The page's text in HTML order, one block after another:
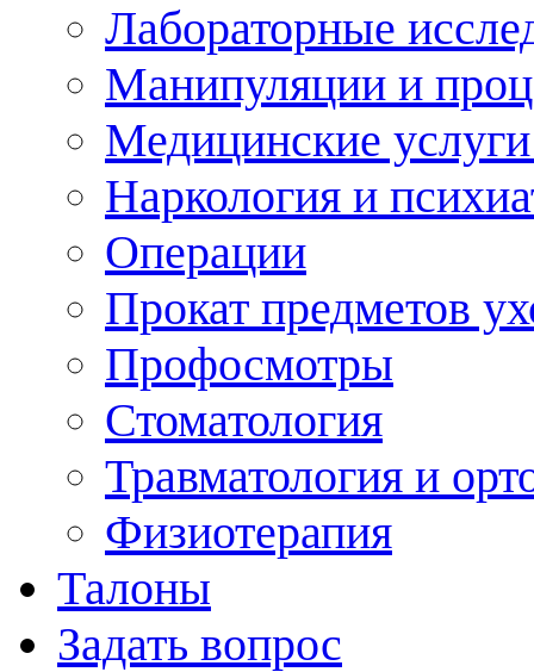
Лабораторные
Манипуляции и
Медицинские
Наркология и
Операции
Прокат предметов
Профосмотры
Стоматология
Травматология и
Физиотерапия
Талоны
Задать вопрос